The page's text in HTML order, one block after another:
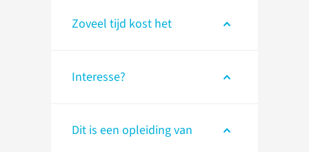
Zoveel tijd kost het
Interesse?
Dit is een opleiding van